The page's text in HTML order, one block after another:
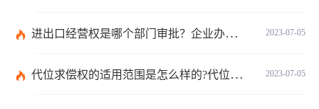
2023-07-05
进出口经营权是哪个部门审批？企业办理进出口权的流程是怎么样的？ 世界速讯
2023-07-05
代位求偿权的适用范围是怎么样的?代位求偿权的行使条件是什么？-独家